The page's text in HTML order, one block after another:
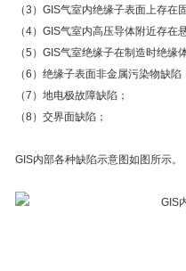
（3）GIS气室内绝缘子表面上存在
（4）GIS气室内高压导体附近存
（5）GIS气室绝缘子在制造时绝
（6）绝缘子表面非金属污染物缺陷
（7）地电极故障缺陷；
（8）交界面缺陷；
GIS内部各种缺陷示意图如图所示。